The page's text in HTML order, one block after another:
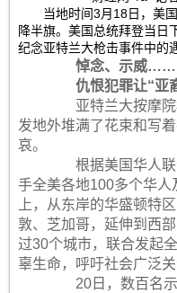
当地时间3月18日，美
降半旗。美国总统拜登当日
纪念亚特兰大枪击事件中的
悼念、示威……
仇恨犯罪让“亚
亚特兰大按摩院
发地外堆满了花束和写
哀。
根据美国华人联
手全美各地100多个华
上，从东岸的华盛顿特
敦、芝加哥，延伸到西
过30个城市，联合发起
辜生命，呼吁社会广泛
20日，数百名示